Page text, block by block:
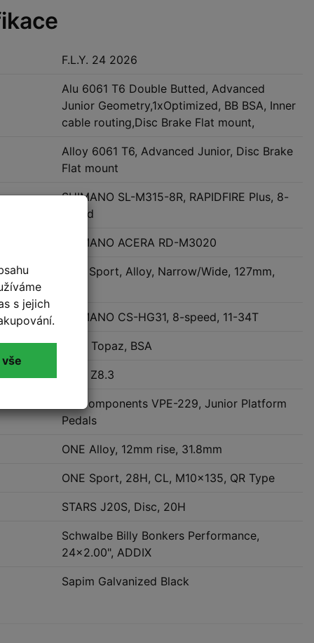
F.L.Y. 24 2026
Alu 6061 T6 Double Butted, Advanced
Junior Geometry,1xOptimized, BB BSA, Inner
cable routing,Disc Brake Flat mount,
Alloy 6061 T6, Advanced Junior, Disc Brake
Flat mount
SHIMANO SL-M315-8R, RAPIDFIRE Plus, 8-
speed
SHIMANO ACERA RD-M3020
ONE Sport, Alloy, Narrow/Wide, 127mm,
SHIMANO CS-HG31, 8-speed, 11-34T
Thun Topaz, BSA
KMC Z8.3
VP Components VPE-229, Junior Platform
Pedals
ONE Alloy, 12mm rise, 31.8mm
ONE Sport, 28H, CL, M10x135, QR Type
STARS J20S, Disc, 20H
Schwalbe Billy Bonkers Performance,
24x2.00", ADDIX
Sapim Galvanized Black
s jejich